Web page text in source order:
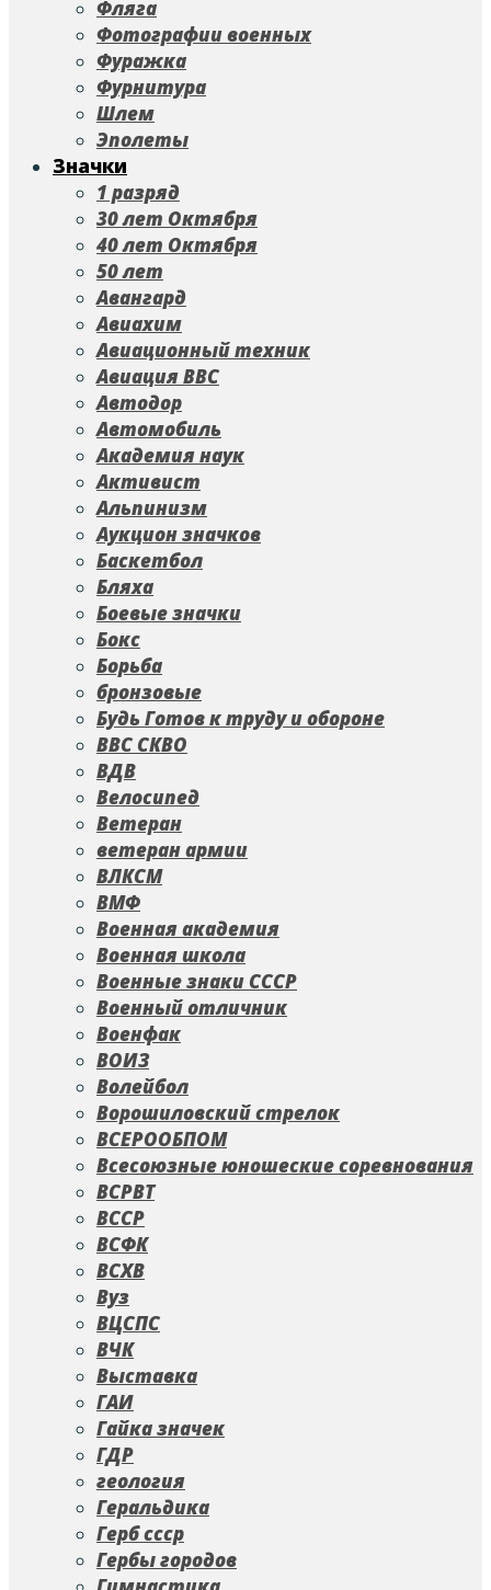
Фляга
Фотографии военных
Фуражка
Фурнитура
Шлем
Эполеты
Значки
1 разряд
30 лет Октября
40 лет Октября
50 лет
Авангард
Авиахим
Авиационный техник
Авиация ВВС
Автодор
Автомобиль
Академия наук
Активист
Альпинизм
Аукцион значков
Баскетбол
Бляха
Боевые значки
Бокс
Борьба
бронзовые
Будь Готов к труду и обороне
ВВС СКВО
ВДВ
Велосипед
Ветеран
ветеран армии
ВЛКСМ
ВМФ
Военная академия
Военная школа
Военные знаки СССР
Военный отличник
Военфак
ВОИЗ
Волейбол
Ворошиловский стрелок
ВСЕРООБПОМ
Всесоюзные юношеские соревнования
ВСРВТ
ВССР
ВСФК
ВСХВ
Вуз
ВЦСПС
ВЧК
Выставка
ГАИ
Гайка значек
ГДР
геология
Геральдика
Герб ссср
Гербы городов